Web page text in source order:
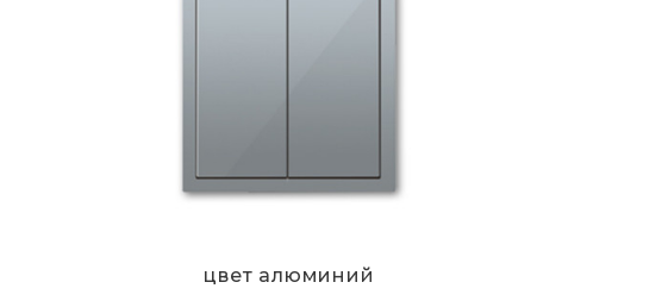
цвет алюминий